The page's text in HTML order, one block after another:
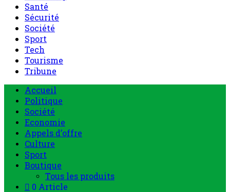
Politique
Société
Economie
Appels d’offre
Culture
Sport
Boutique
Tous les produits
0 Article
Rechercher :
Le journal
Accueil
Sport
9ᵉ journée des éliminatoires de la Coupe du Monde : le
Mena écrase les Diables Rouges du Congo (3-1)